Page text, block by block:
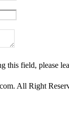
this field, please
All Right